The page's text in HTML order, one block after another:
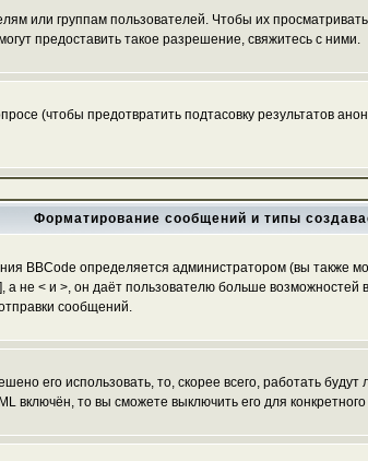
или группам пользователей. Чтобы их
предоставить такое разрешение, свяжитесь с ними.
(чтобы предотвратить подтасовку результатов
Форматирование сообщений и типы
BBCode определяется администратором (вы также
а не < и >, он даёт пользователю больше
сообщений.
его использовать, то, скорее всего, работать будут
включён, то вы сможете выключить его для